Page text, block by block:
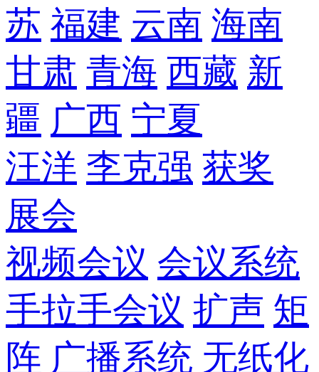
苏 福建 云南 海南
甘肃 青海 西藏 新
疆 广西 宁夏
汪洋 李克强 获奖
展会
视频会议 会议系统
手拉手会议 扩声 矩
阵 广播系统 无纸化